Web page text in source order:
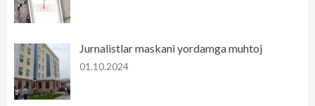
Jurnalistlar maskani yordamga muhtoj
01.10.2024